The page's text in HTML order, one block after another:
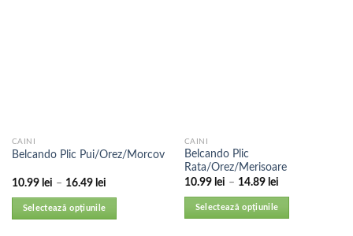
CAINI
Belcando Plic Pui/Orez/Morcov
10.99 lei – 16.49 lei
Selectează opțiunile
CAINI
Belcando Plic
Rata/Orez/Merisoare
10.99 lei – 14.89 lei
Selectează opțiunile